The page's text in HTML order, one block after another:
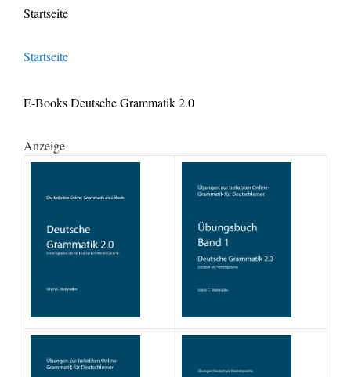
Startseite
Startseite
E-Books Deutsche Grammatik 2.0
Anzeige